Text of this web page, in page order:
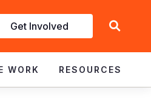
Get Involved
WORK RESOURCES